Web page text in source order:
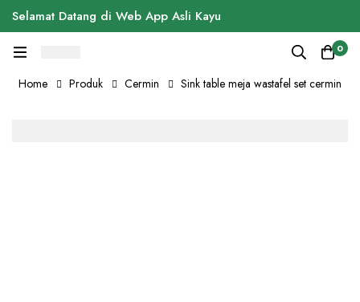
Selamat Datang di Web App Asli Kayu
0
Home Produk Cermin Sink table meja wastafel set cermin